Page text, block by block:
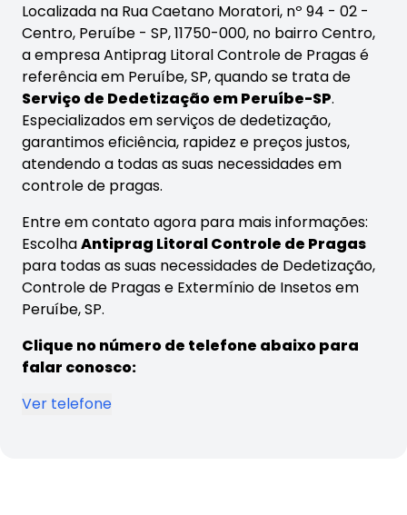
Localizada na Rua Caetano Moratori, nº 94 - 02 -
Centro, Peruíbe - SP, 11750-000, no bairro Centro,
a empresa Antiprag Litoral Controle de Pragas é
referência em Peruíbe, SP, quando se trata de
Serviço de Dedetização em Peruíbe-SP.
Especializados em serviços de dedetização,
garantimos eficiência, rapidez e preços justos,
atendendo a todas as suas necessidades em
controle de pragas.
Entre em contato agora para mais informações:
EscolhaAntiprag Litoral Controle de Pragas
para todas as suas necessidades de Dedetização,
Controle de Pragas e Extermínio de Insetos em
Peruíbe, SP.
Clique no número de telefone abaixo para
falar conosco:
Ver telefone